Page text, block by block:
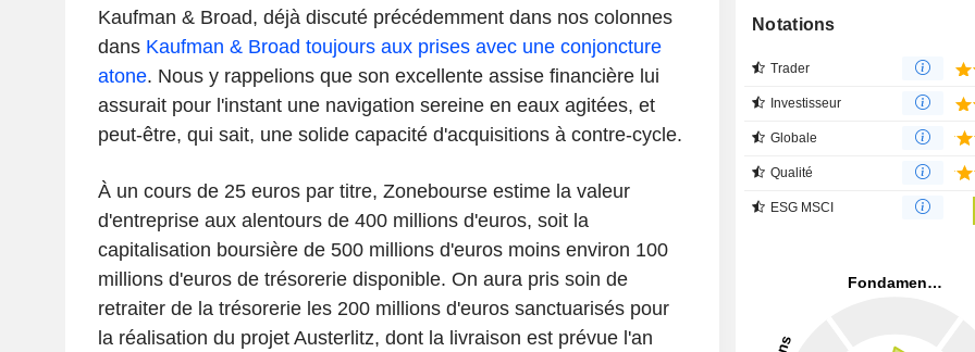
Kaufman & Broad, déjà discuté précédemment dans nos colonnes
dans Kaufman & Broad toujours aux prises avec une conjoncture
atone. Nous y rappelions que son excellente assise financière lui
assurait pour l'instant une navigation sereine en eaux agitées, et
peut-être, qui sait, une solide capacité d'acquisitions à contre-cycle.
À un cours de 25 euros par titre, Zonebourse estime la valeur
d'entreprise aux alentours de 400 millions d'euros, soit la
capitalisation boursière de 500 millions d'euros moins environ 100
millions d'euros de trésorerie disponible. On aura pris soin de
retraiter de la trésorerie les 200 millions d'euros sanctuarisés pour
la réalisation du projet Austerlitz, dont la livraison est prévue l'an
Notations
Trader
Investisseur
Globale
Qualité
ESG MSCI